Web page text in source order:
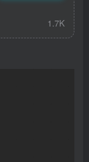
1.7K